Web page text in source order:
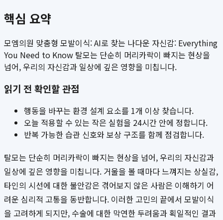
핵심 요약
모엠의원 맞춤형 모발이식: AI로 찾는 나다운 자신감: Everything
You Need to Know 탈모는 단순히 머리카락이 빠지는 현상을
넘어, 우리의 자신감과 일상에 깊은 영향을 미칩니다.
읽기 전 확인할 관점
행동을 바꾸는 환경 설계 요소를 1개 이상 찾습니다.
오늘 적용할 수 있는 작은 실험을 24시간 안에 정합니다.
반복 가능한 습관 신호와 보상 구조를 함께 점검합니다.
탈모는 단순히 머리카락이 빠지는 현상을 넘어, 우리의 자신감과
일상에 깊은 영향을 미칩니다. 거울을 볼 때마다 느껴지는 상실감,
타인의 시선에 대한 불안감은 겪어보지 않은 사람은 이해하기 어
려운 심리적 고통을 동반합니다. 이러한 고민의 끝에서 모발이식
을 고려하게 되지만, 수술에 대한 막연한 두려움과 획일적인 결과